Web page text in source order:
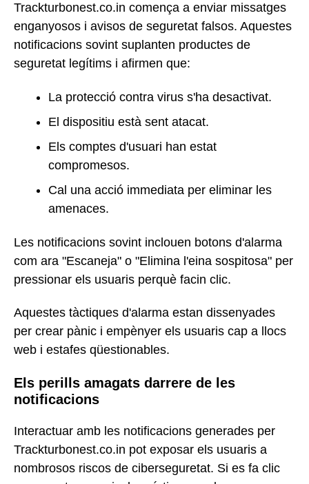
Trackturbonest.co.in comença a enviar missatges
enganyosos i avisos de seguretat falsos. Aquestes
notificacions sovint suplanten productes de
seguretat legítims i afirmen que:
La protecció contra virus s'ha desactivat.
El dispositiu està sent atacat.
Els comptes d'usuari han estat
compromesos.
Cal una acció immediata per eliminar les
amenaces.
Les notificacions sovint inclouen botons d'alarma
com ara "Escaneja" o "Elimina l'eina sospitosa" per
pressionar els usuaris perquè facin clic.
Aquestes tàctiques d'alarma estan dissenyades
per crear pànic i empènyer els usuaris cap a llocs
web i estafes qüestionables.
Els perills amagats darrere de les
notificacions
Interactuar amb les notificacions generades per
Trackturbonest.co.in pot exposar els usuaris a
nombrosos riscos de ciberseguretat. Si es fa clic